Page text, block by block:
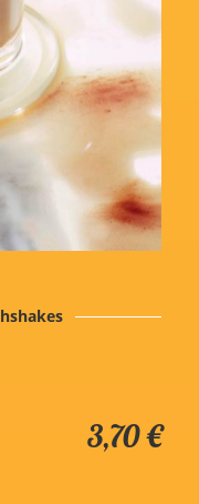
3,70 €